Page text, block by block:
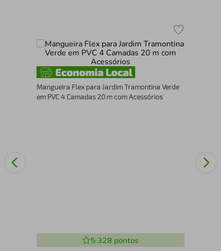
Mangueira Flex para Jardim Tramontina Verde
em PVC 4 Camadas 20 m com Acessórios
5.328 pontos